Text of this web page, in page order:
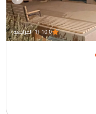
10.0 (1 المراجعة)